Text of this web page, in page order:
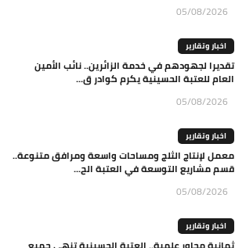
05/08/2026
اخبار وتقارير
تقديرا لجهودهم في خدمة الزائرين.. نائب الأمين
العام للعتبة الحسينية يكرم كوادر ق...
05/08/2026
اخبار وتقارير
معمل لإنتاج الثلج ومساحات واسعة ومرافق متنوعة..
قسم مشاريع التوسعة في العتبة الح...
05/08/2026
اخبار وتقارير